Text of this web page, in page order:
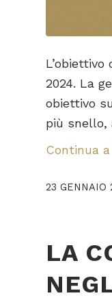
2024. La
obiettivo
più snello,
Continua
23 GENNAIO
LA